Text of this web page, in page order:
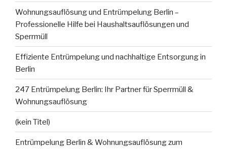
Wohnungsauflösung und Entrümpelung Berlin –
Professionelle Hilfe bei Haushaltsauflösungen und
Sperrmüll
Effiziente Entrümpelung und nachhaltige Entsorgung in
Berlin
247 Entrümpelung Berlin: Ihr Partner für Sperrmüll &
Wohnungsauflösung
(kein Titel)
Entrümpelung Berlin & Wohnungsauflösung zum